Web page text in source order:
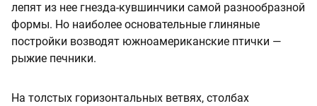
лепят из нее гнезда-кувшинчики самой разнообразной
формы. Но наиболее основательные глиняные
постройки возводят южноамериканские птички —
рыжие печники.
На толстых горизонтальных ветвях, столбах